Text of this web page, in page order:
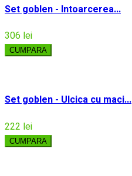
Set goblen - Intoarcerea...
306 lei
CUMPARA
Set goblen - Ulcica cu maci...
222 lei
CUMPARA